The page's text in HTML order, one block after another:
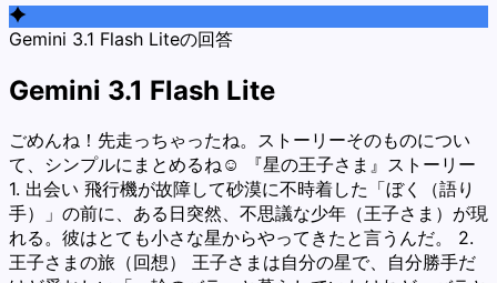
Gemini 3.1 Flash Liteの回答
Gemini 3.1 Flash Lite
ごめんね！先走っちゃったね。ストーリーそのものについ
て、シンプルにまとめるね☺️ 『星の王子さま』ストーリー
1. 出会い 飛行機が故障して砂漠に不時着した「ぼく（語り
手）」の前に、ある日突然、不思議な少年（王子さま）が現
れる。彼はとても小さな星からやってきたと言うんだ。 2.
王子さまの旅（回想） 王子さまは自分の星で、自分勝手だ